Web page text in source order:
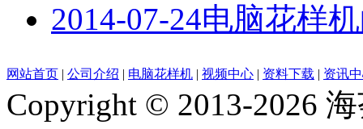
2014-07-24电脑花样
网站首页 | 公司介绍 | 电脑花样机 | 视频中心 | 资料下载 | 资讯
Copyright © 2013-2026